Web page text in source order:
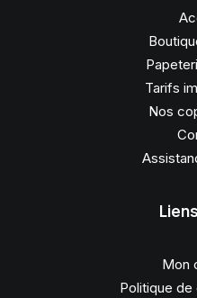
Tarifs
Nos
Mon
Politique